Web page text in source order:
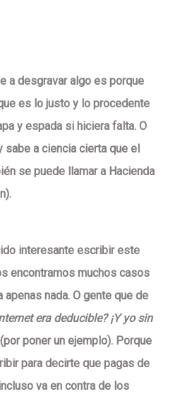
a desgravar algo es porque
es lo justo y lo procedente
y espada si hiciera falta. O
a ciencia cierta que el
se puede llamar a Hacienda
interesante escribir este
encontramos muchos casos
nada. O gente que de
era deducible? ¡Y yo sin
poner un ejemplo). Porque
para decirte que pagas de
va en contra de los